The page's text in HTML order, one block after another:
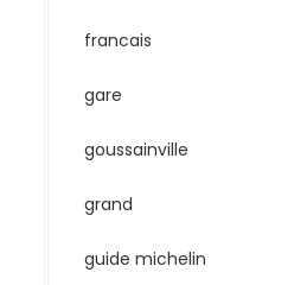
francais
gare
goussainville
grand
guide michelin